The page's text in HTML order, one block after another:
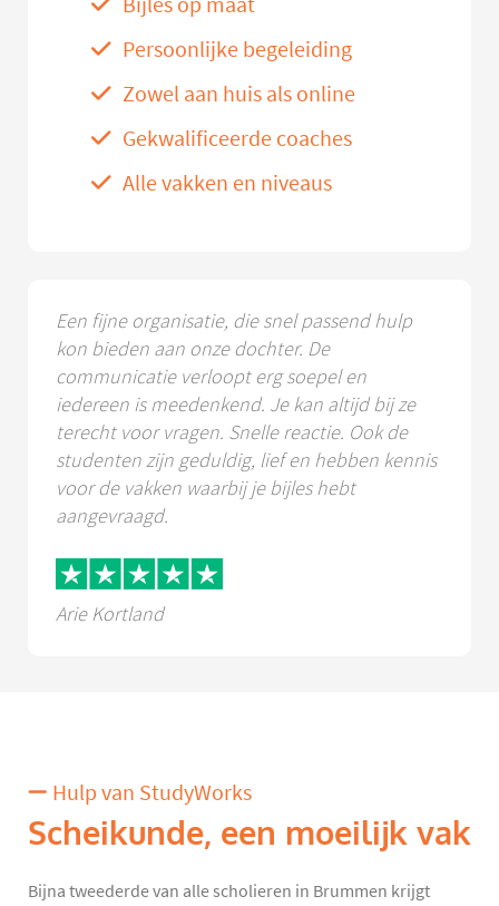
Persoonlijke begeleiding
Zowel aan huis als online
Gekwalificeerde coaches
Alle vakken en niveaus
Een fijne organisatie, die snel passend hulp
kon bieden aan onze dochter. De
communicatie verloopt erg soepel en
iedereen is meedenkend. Je kan altijd bij ze
terecht voor vragen. Snelle reactie. Ook de
studenten zijn geduldig, lief en hebben kennis
voor de vakken waarbij je bijles hebt
aangevraagd.
Arie Kortland
Hulp van StudyWorks
Scheikunde, een moeilijk vak
Bijna tweederde van alle scholieren in Brummen krijgt